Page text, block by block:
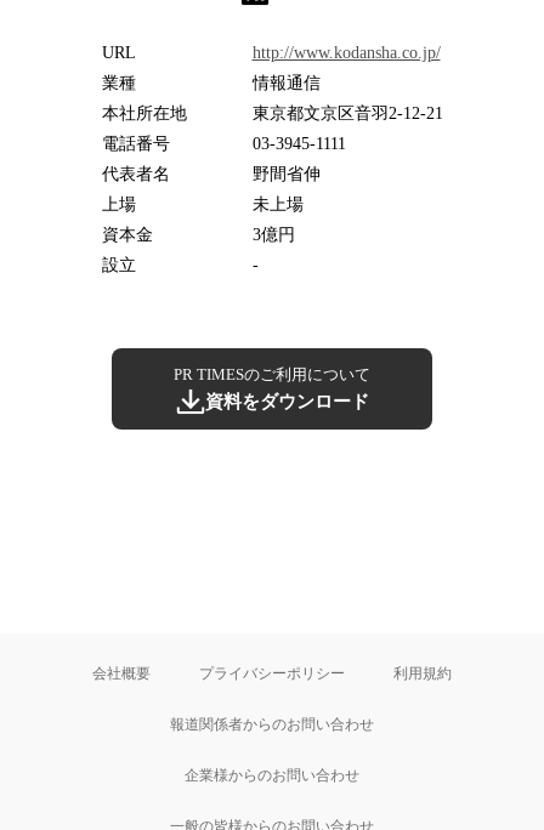
URL
http://www.kodansha.co.jp/
業種
情報通信
本社所在地
東京都文京区音羽2-12-21
電話番号
03-3945-1111
代表者名
野間省伸
上場
未上場
資本金
3億円
設立
-
PR TIMESのご利用について
資料をダウンロード
会社概要 プライバシーポリシー 利用規約
報道関係者からのお問い合わせ
企業様からのお問い合わせ
一般の皆様からのお問い合わせ